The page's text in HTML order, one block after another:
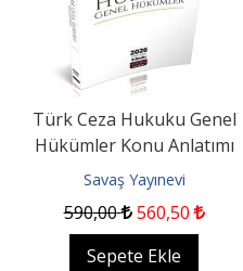
Türk Ceza Hukuku Genel
Hükümler Konu Anlatımı
Savaş Yayınevi
590,00 560,50
Sepete Ekle